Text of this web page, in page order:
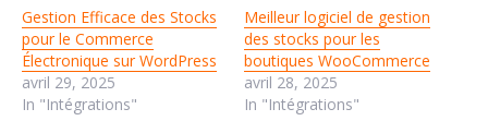
Gestion Efficace des Stocks
pour le Commerce
Électronique sur WordPress
avril 29, 2025
In "Intégrations"
Meilleur logiciel de gestion
des stocks pour les
boutiques WooCommerce
avril 28, 2025
In "Intégrations"